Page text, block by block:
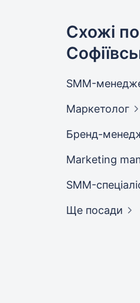
Схожі
SMM-
Маркетолог
Бренд-
Marketing
SMM-
Ще посади